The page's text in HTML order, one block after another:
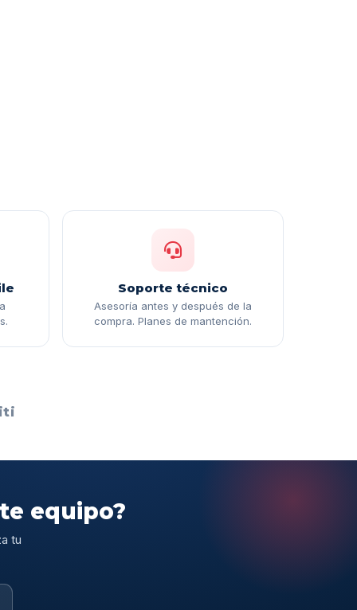
Soporte técnico
Asesoría antes y después de la
compra. Planes de mantención.
equipo?
tu